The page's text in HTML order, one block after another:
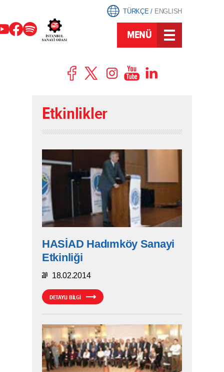
TÜRKÇE/ ENGLISH
MENÜ
Etkinlikler
HASİAD Hadımköy Sanayi
Etkinliği
18.02.2014
DETAYLI BİLGİ